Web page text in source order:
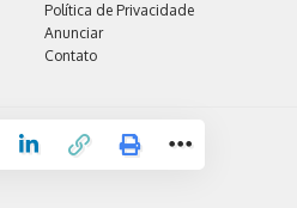
Política de Privacidade
Anunciar
Contato